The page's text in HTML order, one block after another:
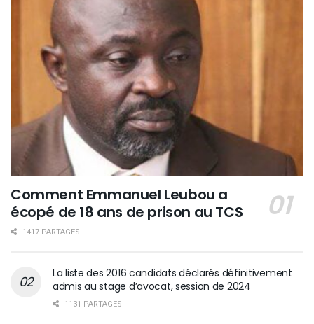
Comment Emmanuel Leubou a
écopé de 18 ans de prison au TCS
1417 PARTAGES
La liste des 2016 candidats déclarés définitivement
admis au stage d’avocat, session de 2024
1131 PARTAGES